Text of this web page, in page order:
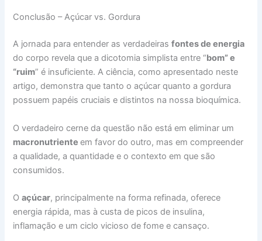
Conclusão – Açúcar vs. Gordura
A jornada para entender as verdadeirasfontes de energia
do corpo revela que a dicotomia simplista entre “bom” e
“ruim” é insuficiente. A ciência, como apresentado neste
artigo, demonstra que tanto o açúcar quanto a gordura
possuem papéis cruciais e distintos na nossa bioquímica.
O verdadeiro cerne da questão não está em eliminar um
macronutrienteem favor do outro, mas em compreender
a qualidade, a quantidade e o contexto em que são
consumidos.
Oaçúcar, principalmente na forma refinada, oferece
energia rápida, mas à custa de picos de insulina,
inflamação e um ciclo vicioso de fome e cansaço.